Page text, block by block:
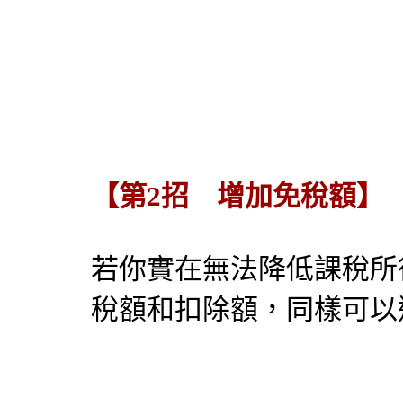
【第2招 增加免稅額】
若你實在無法降低課稅
稅額和扣除額，同樣可